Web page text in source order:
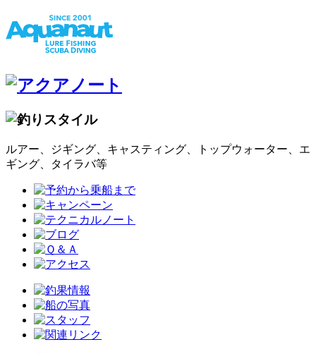
ルアー、ジギング、キャスティング、トップウォーター、エ
ギング、タイラバ等